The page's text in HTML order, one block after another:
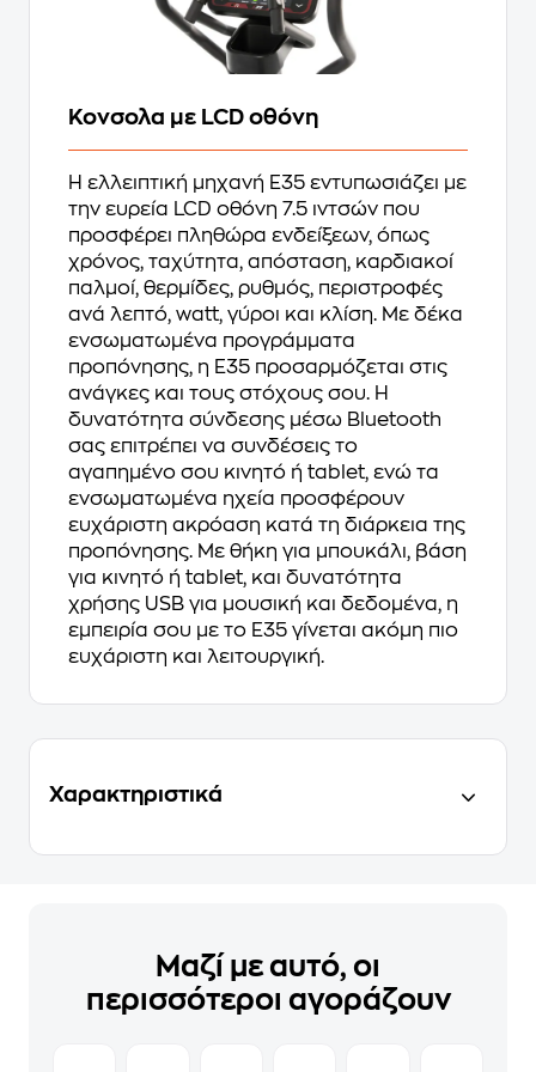
Κονσολα με LCD οθόνη
Η ελλειπτική μηχανή E35 εντυπωσιάζει με
την ευρεία LCD οθόνη 7.5 ιντσών που
προσφέρει πληθώρα ενδείξεων, όπως
χρόνος, ταχύτητα, απόσταση, καρδιακοί
παλμοί, θερμίδες, ρυθμός, περιστροφές
ανά λεπτό, watt, γύροι και κλίση. Με δέκα
ενσωματωμένα προγράμματα
προπόνησης, η E35 προσαρμόζεται στις
ανάγκες και τους στόχους σου. Η
δυνατότητα σύνδεσης μέσω Bluetooth
σας επιτρέπει να συνδέσεις το
αγαπημένο σου κινητό ή tablet, ενώ τα
ενσωματωμένα ηχεία προσφέρουν
ευχάριστη ακρόαση κατά τη διάρκεια της
προπόνησης. Με θήκη για μπουκάλι, βάση
για κινητό ή tablet, και δυνατότητα
χρήσης USB για μουσική και δεδομένα, η
εμπειρία σου με το E35 γίνεται ακόμη πιο
ευχάριστη και λειτουργική.
Χαρακτηριστικά
Μαζί με αυτό, οι
περισσότεροι αγοράζουν